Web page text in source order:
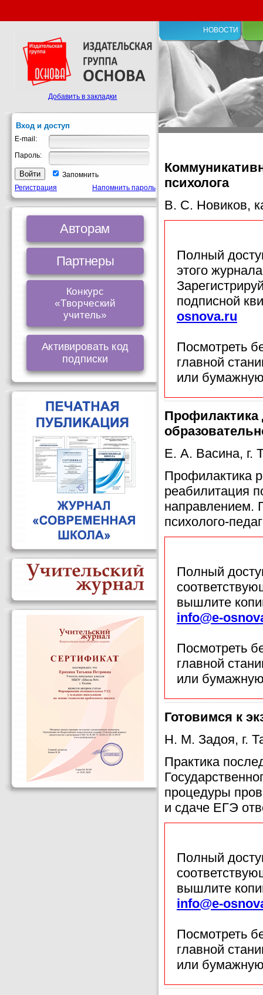
НОВОСТИ
психолога
В. С. Новиков,
Полный
этого
подписной
osnova.ru
Посмотреть
главной
или
Профилактика
Е. А. Васина, г.
Профилактика
реабилитация
направлением.
психолого-
Полный
вышлите
info@e-
Посмотреть
главной
или
Готовимся к
Н. М. Задоя, г.
Практика
процедуры
и сдаче ЕГЭ
Полный
вышлите
info@e-
Посмотреть
главной
или
Добавить в закладки
Вход и доступ
E-mail:
Пароль:
Запомнить
Регистрация
Напомнить пароль
Авторам
Партнеры
Конкурс
«Творческий
учитель»
Активировать код
подписки